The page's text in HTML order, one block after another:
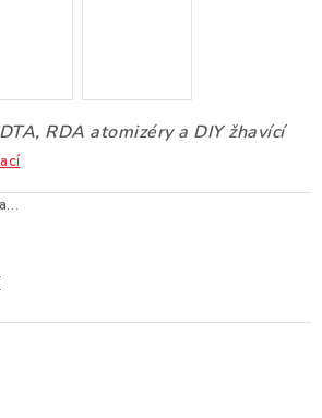
RDA atomizéry a DIY žhavící